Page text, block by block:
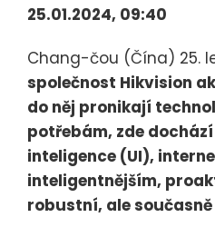
25.01.2024, 09:40
Chang-čou (Čína) 25.
společnost Hikvision
do něj pronikají
potřebám, zde
inteligence (UI),
inteligentnějším,
robustní, ale